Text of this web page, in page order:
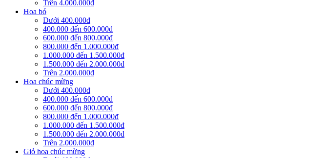
Trên 4.000.000đ
Hoa bó
Dưới 400.000đ
400.000 đến 600.000đ
600.000 đến 800.000đ
800.000 đến 1.000.000đ
1.000.000 đến 1.500.000đ
1.500.000 đến 2.000.000đ
Trên 2.000.000đ
Hoa chúc mừng
Dưới 400.000đ
400.000 đến 600.000đ
600.000 đến 800.000đ
800.000 đến 1.000.000đ
1.000.000 đến 1.500.000đ
1.500.000 đến 2.000.000đ
Trên 2.000.000đ
Giỏ hoa chúc mừng